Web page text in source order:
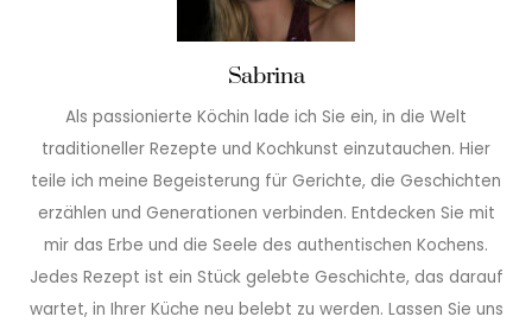
Sabrina
Als passionierte Köchin lade ich Sie ein, in die Welt
traditioneller Rezepte und Kochkunst einzutauchen. Hier
teile ich meine Begeisterung für Gerichte, die Geschichten
erzählen und Generationen verbinden. Entdecken Sie mit
mir das Erbe und die Seele des authentischen Kochens.
Jedes Rezept ist ein Stück gelebte Geschichte, das darauf
wartet, in Ihrer Küche neu belebt zu werden. Lassen Sie uns